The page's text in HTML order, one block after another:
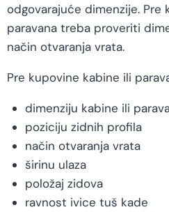
odgovarajuće dimenzije. Pre
paravana treba proveriti
način otvaranja vrata.
Pre kupovine kabine ili
dimenziju kabine ili
poziciju zidnih profila
način otvaranja vrata
širinu ulaza
položaj zidova
ravnost ivice tuš kade